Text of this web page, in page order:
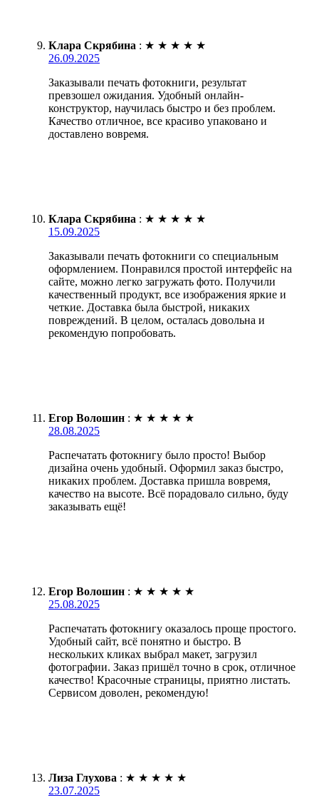
Клара Скрябина : ★ ★ ★ ★ ★
26.09.2025
Заказывали печать фотокниги, результат
превзошел ожидания. Удобный онлайн-
конструктор, научилась быстро и без проблем.
Качество отличное, все красиво упаковано и
доставлено вовремя.
Клара Скрябина : ★ ★ ★ ★ ★
15.09.2025
Заказывали печать фотокниги со специальным
оформлением. Понравился простой интерфейс на
сайте, можно легко загружать фото. Получили
качественный продукт, все изображения яркие и
четкие. Доставка была быстрой, никаких
повреждений. В целом, осталась довольна и
рекомендую попробовать.
Егор Волошин : ★ ★ ★ ★ ★
28.08.2025
Распечатать фотокнигу было просто! Выбор
дизайна очень удобный. Оформил заказ быстро,
никаких проблем. Доставка пришла вовремя,
качество на высоте. Всё порадовало сильно, буду
заказывать ещё!
Егор Волошин : ★ ★ ★ ★ ★
25.08.2025
Распечатать фотокнигу оказалось проще простого.
Удобный сайт, всё понятно и быстро. В
нескольких кликах выбрал макет, загрузил
фотографии. Заказ пришёл точно в срок, отличное
качество! Красочные страницы, приятно листать.
Сервисом доволен, рекомендую!
Лиза Глухова : ★ ★ ★ ★ ★
23.07.2025